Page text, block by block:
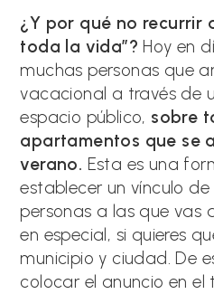
¿Y por qué no recurrir
toda la vida”? Hoy en
muchas personas que
vacacional a través de
espacio público, sobre
apartamentos que se
verano. Esta es una
establecer un vínculo
personas a las que vas
en especial, si quieres
municipio y ciudad. De
colocar el anuncio en el